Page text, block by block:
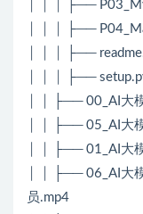
│ │ │ ├──
│ │ │ ├──
│ │ │ ├──
│ │ │ ├──
│ │ ├── 00_AI大
│ │ ├── 05_AI大
│ │ ├── 01_AI大
│ │ ├── 06_AI大
员.mp4